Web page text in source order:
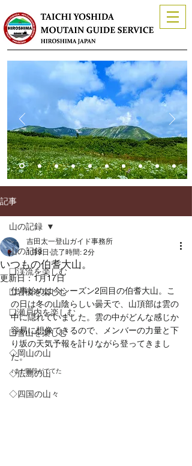
記事
山の記録
❏渓流を楽しむ
❑岩稜を楽しむ
❏瀬戸内を楽しむ
❑雪山を楽しむ
◇岡山の山
◇広島の山
◇四国の山々
山の記録
いつもの伯耆大山。
吉田太一登山ガイド事務所
1月9日 読了時間: 2分
更新日：1月17日
仕事始めは今シーズン2回目の伯耆大山。こ
の日は冬の山陰らしい曇天で、山頂部は雲の
中に隠れていました。雲の中がどんな感じか
容易に想像できるので、メンバーの力量と下
り坂の天気予報を計りながら登ってきまし
た。
↓まだ階段がでてた